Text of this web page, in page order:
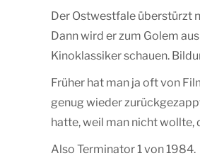
Der Ostwestfale überstürzt
Dann wird er zum Golem
Kinoklassiker schauen.
Früher hat man ja oft von
genug wieder
hatte, weil man nicht wollte,
Also Terminator 1 von 1984.